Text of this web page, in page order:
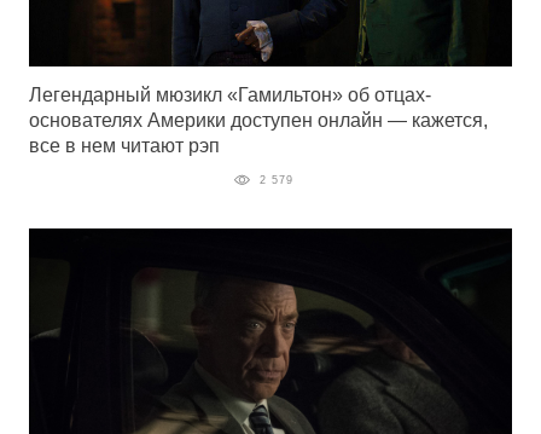
Легендарный мюзикл «Гамильтон» об отцах-
основателях Америки доступен онлайн — кажется,
все в нем читают рэп
2 579